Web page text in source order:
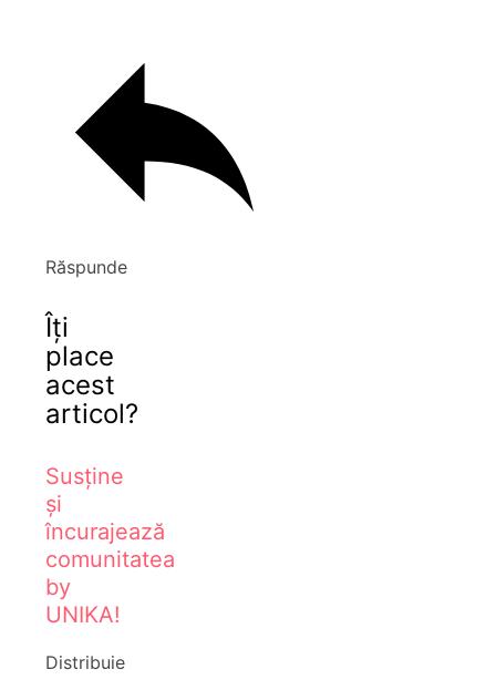
Răspunde
Îți
place
acest
articol?
Susține
și
încurajează
comunitatea
by
UNIKA!
Distribuie